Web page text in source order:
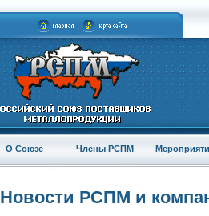
О Союзе Члены РСПМ
Новости РСПМ и